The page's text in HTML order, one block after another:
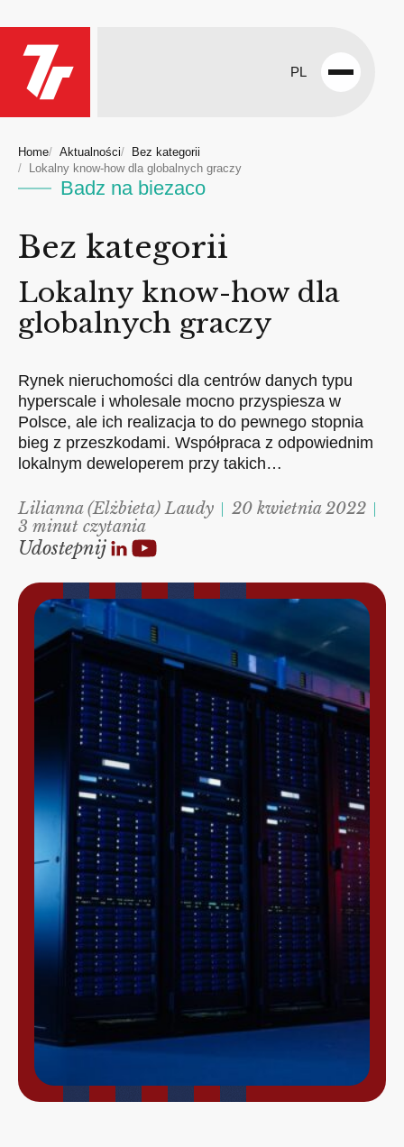
PL
Open
Home Aktualności
Bez kategorii
Lokalny know-how dla globalnych graczy
Badz na biezaco
Bez kategorii
Lokalny know-how dla
globalnych graczy
Rynek nieruchomości dla centrów danych typu
hyperscale i wholesale mocno przyspiesza w
Polsce, ale ich realizacja to do pewnego stopnia
bieg z przeszkodami. Współpraca z odpowiednim
lokalnym deweloperem przy takich…
Lilianna (Elżbieta) Laudy
20 kwietnia 2022
3 minut czytania
Udostepnij